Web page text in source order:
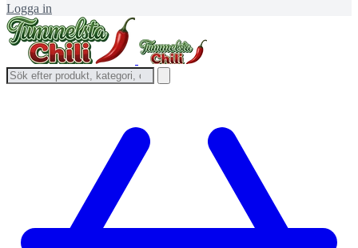
Logga in